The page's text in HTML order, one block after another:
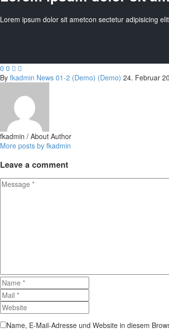
Lorem ipsum dolor sit ametcon sectetur adipisicing
0 0  
By fkadmin News 01-2 (Demo) (Demo) 24. Februar
fkadmin / About Author
More posts by fkadmin
Leave a comment
Name, E-Mail-Adresse und Website in diesem